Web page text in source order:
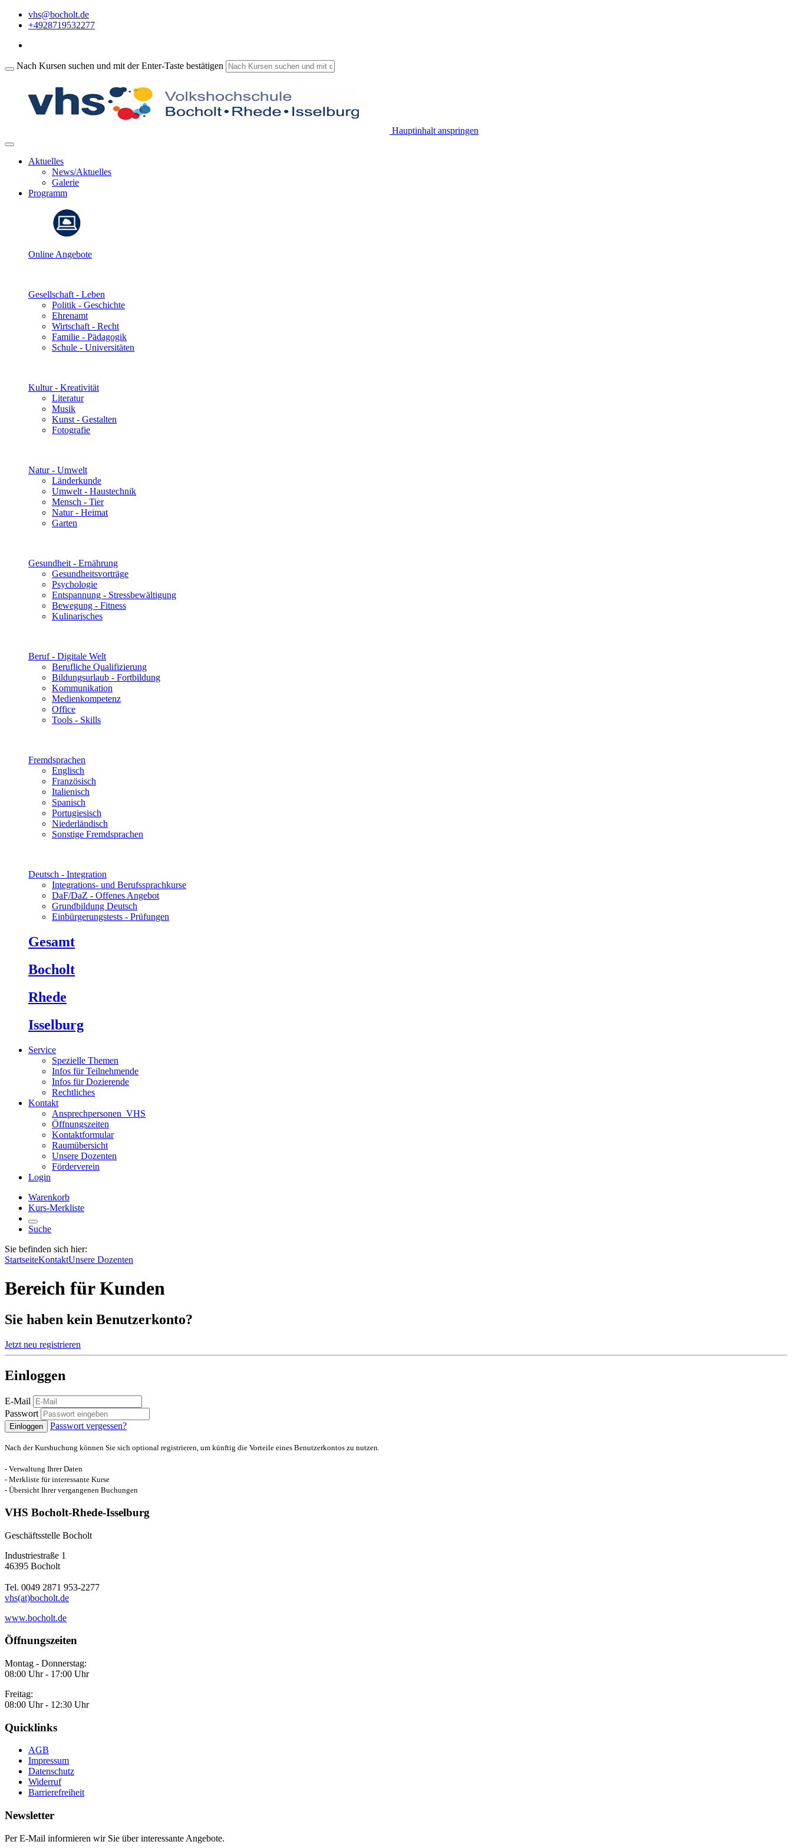
vhs@bocholt.de
+4928719532277
Nach Kursen suchen und mit der Enter-Taste bestätigen
Hauptinhalt anspringen
Aktuelles
News/Aktuelles
Galerie
Programm
Online Angebote
Gesellschaft - Leben
Politik - Geschichte
Ehrenamt
Wirtschaft - Recht
Familie - Pädagogik
Schule - Universitäten
Kultur - Kreativität
Literatur
Musik
Kunst - Gestalten
Fotografie
Natur - Umwelt
Länderkunde
Umwelt - Haustechnik
Mensch - Tier
Natur - Heimat
Garten
Gesundheit - Ernährung
Gesundheitsvorträge
Psychologie
Entspannung - Stressbewältigung
Bewegung - Fitness
Kulinarisches
Beruf - Digitale Welt
Berufliche Qualifizierung
Bildungsurlaub - Fortbildung
Kommunikation
Medienkompetenz
Office
Tools - Skills
Fremdsprachen
Englisch
Französisch
Italienisch
Spanisch
Portugiesisch
Niederländisch
Sonstige Fremdsprachen
Deutsch - Integration
Integrations- und Berufssprachkurse
DaF/DaZ - Offenes Angebot
Grundbildung Deutsch
Einbürgerungstests - Prüfungen
Gesamt
Bocholt
Rhede
Isselburg
Service
Spezielle Themen
Infos für Teilnehmende
Infos für Dozierende
Rechtliches
Kontakt
Ansprechpersonen_VHS
Öffnungszeiten
Kontaktformular
Raumübersicht
Unsere Dozenten
Förderverein
Login
Warenkorb
Kurs-Merkliste
Suche
Sie befinden sich hier:
StartseiteKontaktUnsere Dozenten
Bereich für Kunden
Sie haben kein Benutzerkonto?
Jetzt neu registrieren
Einloggen
E-Mail
Passwort
Einloggen Passwort vergessen?
Nach der Kursbuchung können Sie sich optional registrieren, um künftig die Vorteile eines Benutzerkontos zu nutzen.
- Verwaltung Ihrer Daten
- Merkliste für interessante Kurse
- Übersicht Ihrer vergangenen Buchungen
VHS Bocholt-Rhede-Isselburg
Geschäftsstelle Bocholt
Industriestraße 1
46395 Bocholt
Tel. 0049 2871 953-2277
vhs(at)bocholt.de
www.bocholt.de
Öffnungszeiten
Montag - Donnerstag:
08:00 Uhr - 17:00 Uhr
Freitag:
08:00 Uhr - 12:30 Uhr
Quicklinks
AGB
Impressum
Datenschutz
Widerruf
Barrierefreiheit
Newsletter
Per E-Mail informieren wir Sie über interessante Angebote.